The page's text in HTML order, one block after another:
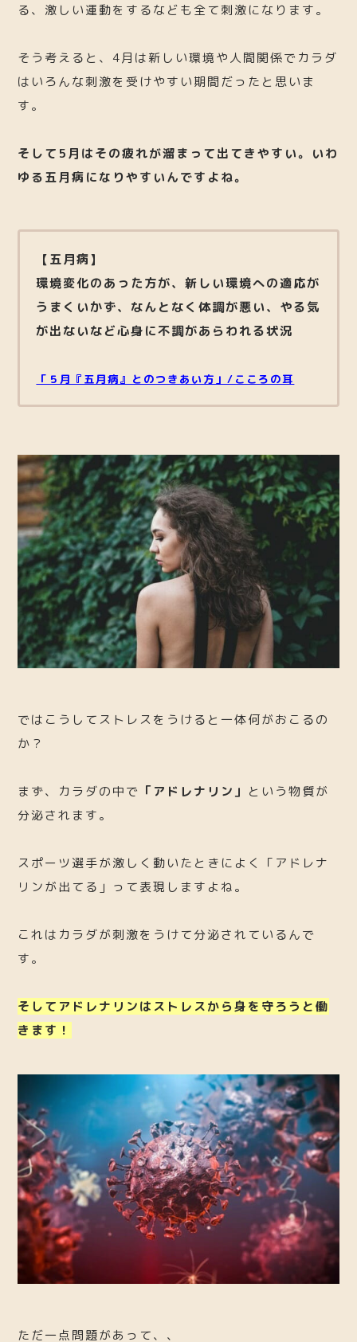
る、激しい運動をするなども全て刺激になります。
そう考えると、4月は新しい環境や人間関係でカラダ
はいろんな刺激を受けやすい期間だったと思いま
す。
そして5月はその疲れが溜まって出てきやすい。いわ
ゆる五月病になりやすいんですよね。
【五月病】
環境変化のあった方が、新しい環境への適応が
うまくいかず、なんとなく体調が悪い、やる気
が出ないなど心身に不調があらわれる状況
「５月『五月病』とのつきあい方」/こころの耳
ではこうしてストレスをうけると一体何がおこるの
か？
まず、カラダの中で 「アドレナリン」 という物質が
分泌されます。
スポーツ選手が激しく動いたときによく「アドレナ
リンが出てる」って表現しますよね。
これはカラダが刺激をうけて分泌されているんで
す。
そしてアドレナリンはストレスから身を守ろうと働
きます！
ただ一点問題があって、、